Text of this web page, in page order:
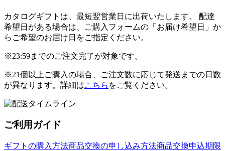
カタログギフトは、最短翌営業日に出荷いたします。 配達
希望日がある場合は、ご購入フォームの「お届け希望日」か
らご希望のお届け日をご指定ください。
※23:59までのご注文完了が対象です。
※21個以上ご購入の場合、ご注文数に応じて発送までの日数
が異なります。詳細はこちら をご覧ください。
ご利用ガイド
ギフトの購入方法商品交換の申し込み方法商品交換申込期限